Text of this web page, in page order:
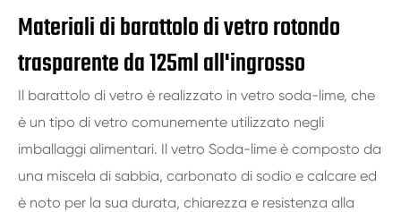
Materiali di barattolo di vetro rotondo
trasparente da 125ml all'ingrosso
Il barattolo di vetro è realizzato in vetro soda-lime, che
è un tipo di vetro comunemente utilizzato negli
imballaggi alimentari. Il vetro Soda-lime è composto da
una miscela di sabbia, carbonato di sodio e calcare ed
è noto per la sua durata, chiarezza e resistenza alla